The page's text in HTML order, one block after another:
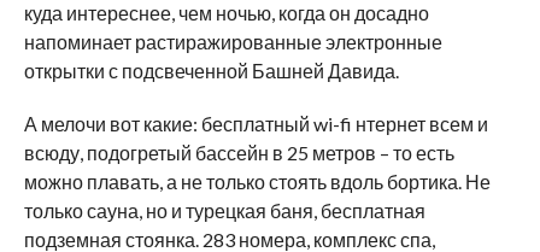
куда интереснее, чем ночью, когда он досадно
напоминает растиражированные электронные
открытки с подсвеченной Башней Давида.
А мелочи вот какие: бесплатный wi-fi нтернет всем и
всюду, подогретый бассейн в 25 метров – то есть
можно плавать, а не только стоять вдоль бортика. Не
только сауна, но и турецкая баня, бесплатная
подземная стоянка. 283 номера, комплекс спа,